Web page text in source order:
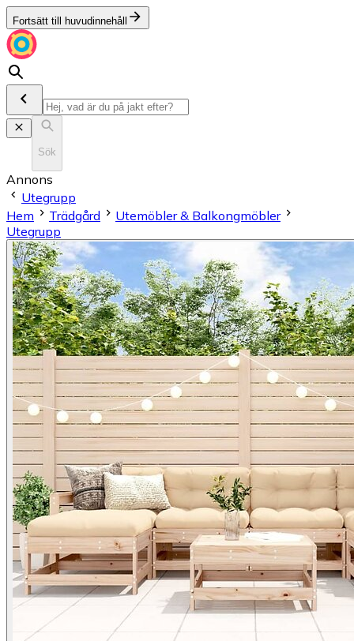
Fortsätt till huvudinnehåll
Sök
Annons
Utegrupp
Hem
Trädgård
Utemöbler & Balkongmöbler
Utegrupp